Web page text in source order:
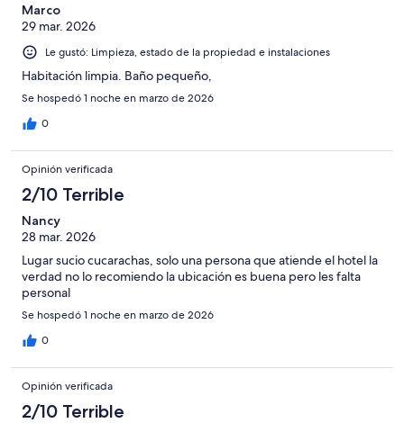
Marco
29 mar. 2026
Le gustó: Limpieza, estado de la propiedad e instalaciones
Habitación limpia. Baño pequeño,
Se hospedó 1 noche en marzo de 2026
0
Opinión verificada
2/10 Terrible
Nancy
28 mar. 2026
Lugar sucio cucarachas, solo una persona que atiende el hotel la
verdad no lo recomiendo la ubicación es buena pero les falta
personal
Se hospedó 1 noche en marzo de 2026
0
Opinión verificada
2/10 Terrible